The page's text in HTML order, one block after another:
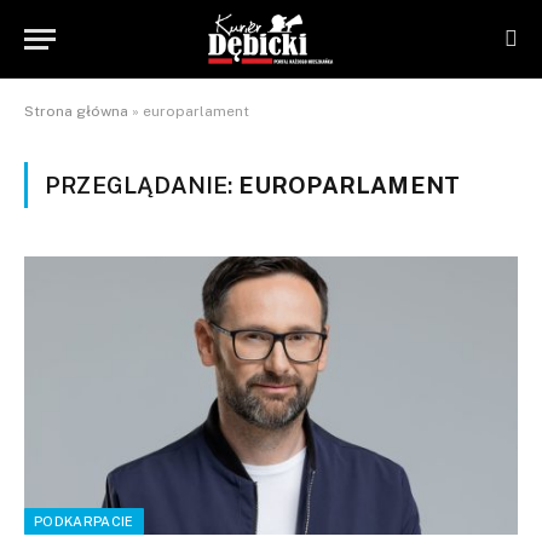
Strona główna » europarlament
PRZEGLĄDANIE: EUROPARLAMENT
PODKARPACIE